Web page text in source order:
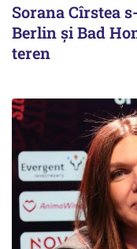
Sorana Cîrstea
Berlin și Bad
teren